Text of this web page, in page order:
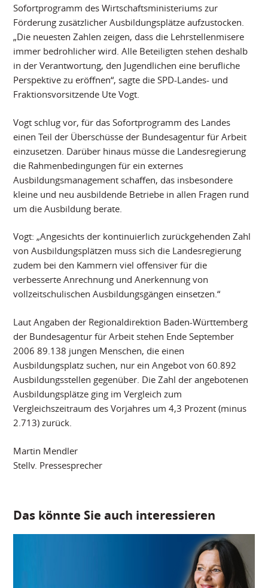
Sofortprogramm des Wirtschaftsministeriums zur
Förderung zusätzlicher Ausbildungsplätze aufzustocken.
„Die neuesten Zahlen zeigen, dass die Lehrstellenmisere
immer bedrohlicher wird. Alle Beteiligten stehen deshalb
in der Verantwortung, den Jugendlichen eine berufliche
Perspektive zu eröffnen“, sagte die SPD-Landes- und
Fraktionsvorsitzende Ute Vogt.
Vogt schlug vor, für das Sofortprogramm des Landes
einen Teil der Überschüsse der Bundesagentur für Arbeit
einzusetzen. Darüber hinaus müsse die Landesregierung
die Rahmenbedingungen für ein externes
Ausbildungsmanagement schaffen, das insbesondere
kleine und neu ausbildende Betriebe in allen Fragen rund
um die Ausbildung berate.
Vogt: „Angesichts der kontinuierlich zurückgehenden Zahl
von Ausbildungsplätzen muss sich die Landesregierung
zudem bei den Kammern viel offensiver für die
verbesserte Anrechnung und Anerkennung von
vollzeitschulischen Ausbildungsgängen einsetzen.“
Laut Angaben der Regionaldirektion Baden-Württemberg
der Bundesagentur für Arbeit stehen Ende September
2006 89.138 jungen Menschen, die einen
Ausbildungsplatz suchen, nur ein Angebot von 60.892
Ausbildungsstellen gegenüber. Die Zahl der angebotenen
Ausbildungsplätze ging im Vergleich zum
Vergleichszeitraum des Vorjahres um 4,3 Prozent (minus
2.713) zurück.
Martin Mendler
Stellv. Pressesprecher
Das könnte Sie auch interessieren